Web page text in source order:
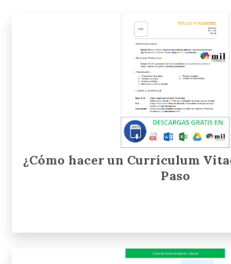
¿Cómo hacer un Currículum
Paso